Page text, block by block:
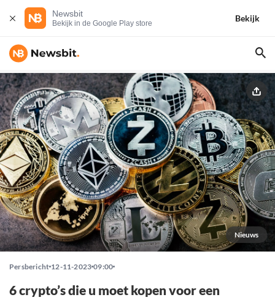
Newsbit
Bekijk in de Google Play store
Bekijk
Nieuws
Persbericht 12-11-2023 09:00
6 crypto’s die u moet kopen voor een